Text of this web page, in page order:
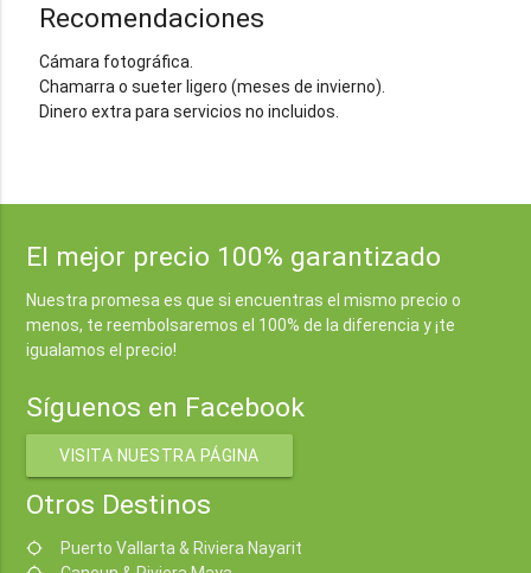
Recomendaciones
Cámara fotográfica.
Chamarra o sueter ligero (meses de invierno).
Dinero extra para servicios no incluidos.
El mejor precio 100% garantizado
Nuestra promesa es que si encuentras el mismo precio o
menos, te reembolsaremos el 100% de la diferencia y ¡te
igualamos el precio!
Síguenos en Facebook
VISITA NUESTRA PÁGINA
Otros Destinos
location_searching Puerto Vallarta & Riviera Nayarit